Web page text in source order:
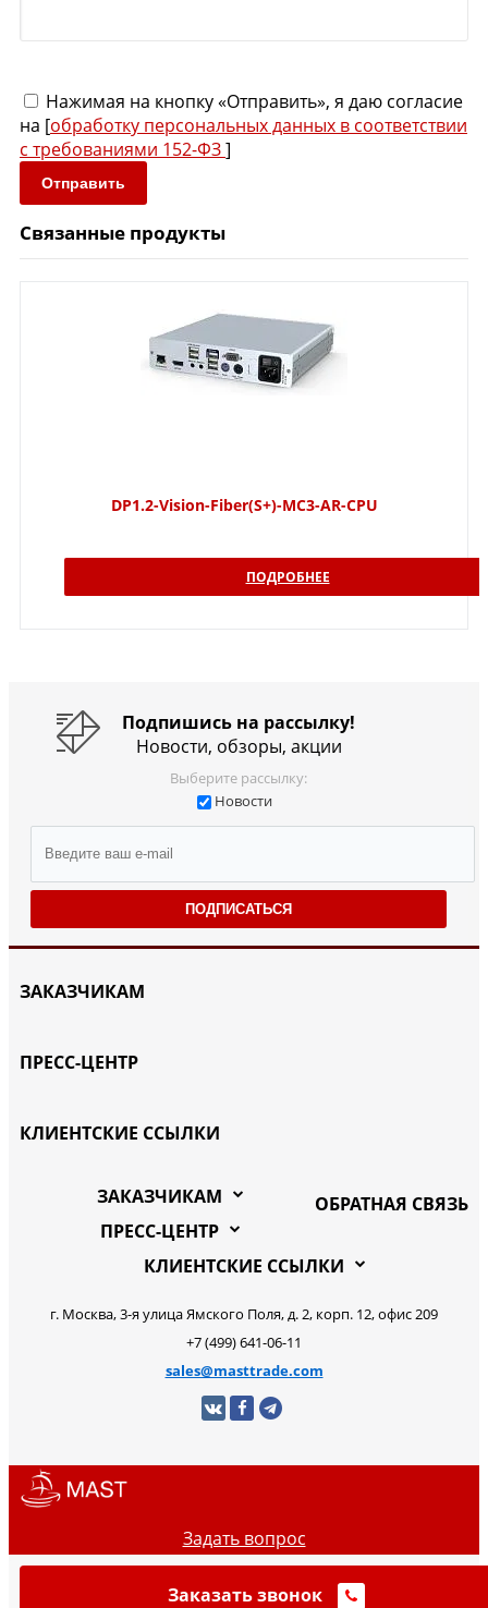
Нажимая на кнопку «Отправить», я даю согласие
на [обработку персональных данных в соответствии
с требованиями 152-ФЗ]
Отправить
Связанные продукты
DP1.2-Vision-Fiber(S+)-MC3-AR-CPU
ПОДРОБНЕЕ
Подпишись на рассылку!
Новости, обзоры, акции
Выберите рассылку:
Новости
ПОДПИСАТЬСЯ
ЗАКАЗЧИКАМ
ПРЕСС-ЦЕНТР
КЛИЕНТСКИЕ ССЫЛКИ
ОБРАТНАЯ СВЯЗЬ
ЗАКАЗЧИКАМ
ПРЕСС-ЦЕНТР
КЛИЕНТСКИЕ ССЫЛКИ
г. Москва, 3-я улица Ямского Поля, д. 2, корп. 12, офис 209
+7 (499) 641-06-11
sales@masttrade.com
Задать вопрос
Заказать звонок